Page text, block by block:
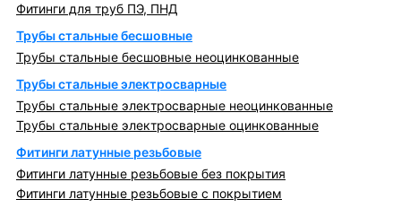
Фитинги для труб ПЭ, ПНД
Трубы стальные бесшовные
Трубы стальные бесшовные неоцинкованные
Трубы стальные электросварные
Трубы стальные электросварные неоцинкованные
Трубы стальные электросварные оцинкованные
Фитинги латунные резьбовые
Фитинги латунные резьбовые без покрытия
Фитинги латунные резьбовые с покрытием